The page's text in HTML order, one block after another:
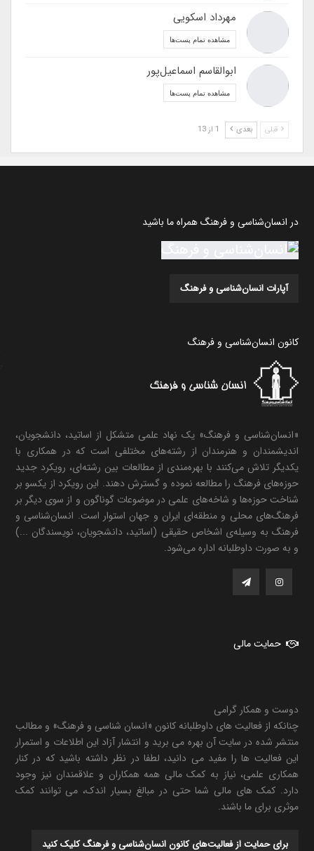
مهرداد اسکویی
مشاهده تمام پست‌ها
ابوالقاسم اسماعیل‌پور
مشاهده تمام پست‌ها
قبلی بعدی
در انسان‌شناسی و فرهنگ همراه ما باشید
آپارات انسان‌شناسی و فرهنگ
کانون انسان‌شناسی و فرهنگ
«انسان‌شناسی و فرهنگ» یک نهاد علمی متشکل از اساتید، دانشجویان،
اندیشمندان و هنرمندان از رشته‌های مختلفی است که در همکاری با
یکدیگر تلاش می‌کنند با بهره‌مندی از مطالعات بین رشته‌ای، رویکرد جدید
حوزه‌های فرهنگ را مطالعه نموده و گسترش دهند. این رویکرد از یکسو بر
شناخت حوزه‌ها و شاخه‌های علمی در موضوعات گوناگون و از سوی دیگر بر
فرهنگ‌های محلی و منطقه‌ای ایران و جهان استوار است. انسان‌شناسی و
فرهنگ به وسیله‌ی اشخاص حقیقی (اساتید، دانشجویان، نویسندگان ...)
و به صورت داوطلبانه اداره می‌شود.
حمایت مالی
دوست و همکار گرامی
چنانکه از فعالیت های داوطلبانه کانون «انسان شناسی و فرهنگ» و مطالب
منتشر شده در سایت آن بهره می برید و انتشار آزاد این اطلاعات و استمرار
این فعالیت ها را مفید می دانید، لطفا در نظر داشته باشید که در کنار
همکاری علمی، نیاز به کمک مالی همه همکاران و علاقمندان نیز وجود
دارد. کمک های مالی شما حتی در مبالغ بسیار اندک، می توانند کمک
موثری برای ما باشند.
برای حمایت از فعالیت‌های کانون انسان‌شناسی و فرهنگ کلیک کنید